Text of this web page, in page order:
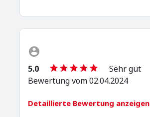
5.0
Sehr gut
Bewertung vom 02.04.2024
Detaillierte Bewertung anzeigen